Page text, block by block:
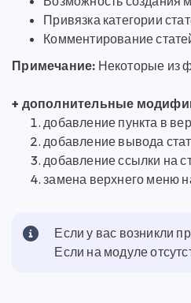
Привязка категории
Комментирование
Примечание: Некоторые из
+ дополнительные
добавление пункта в
добавление вывода
добавление ссылки на
замена верхнего меню
Если у вас возникли
Если на модуле